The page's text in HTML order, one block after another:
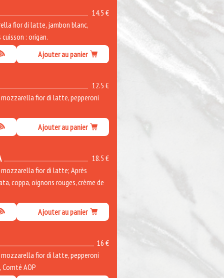
14.5 €
fior di latte, jambon blanc,
: origan.
Ajouter au panier
12.5 €
fior di latte, pepperoni
Ajouter au panier
18.5 €
fior di latte; Après
coppa, oignons rouges, crème de
Ajouter au panier
16 €
fior di latte, pepperoni
Comté AOP